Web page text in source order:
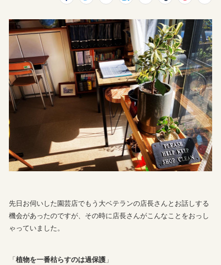
先日お伺いした園芸店でもう大ベテランの店長さんとお話しする
機会があったのですが、その時に店長さんがこんなことをおっし
ゃっていました。
「植物を一番枯らすのは過保護 」